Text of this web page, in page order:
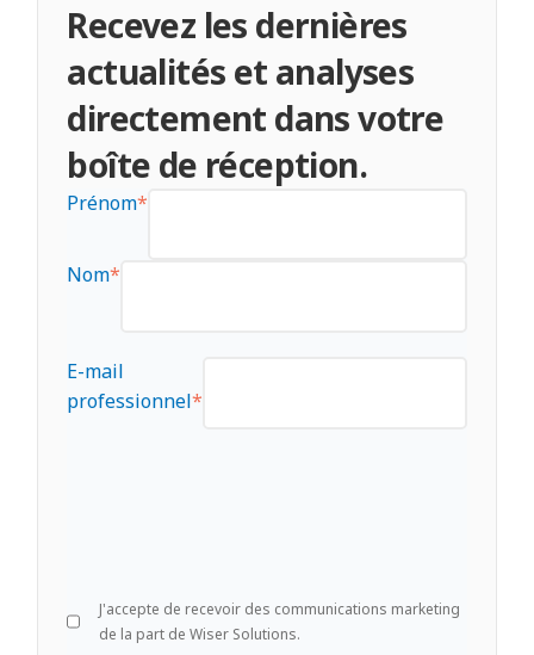
Recevez les dernières
actualités et analyses
directement dans votre
boîte de réception.
Prénom*
Nom*
E-mail
professionnel*
J'accepte de recevoir des communications marketing
de la part de Wiser Solutions.